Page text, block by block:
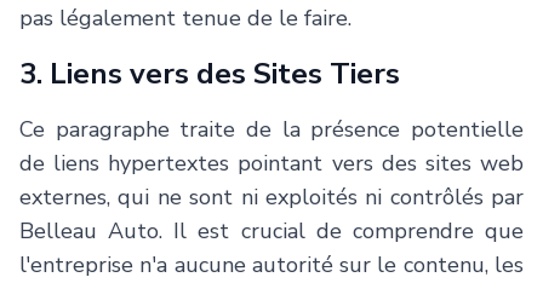
pas légalement tenue de le faire.
3. Liens vers des Sites Tiers
Ce paragraphe traite de la présence potentielle
de liens hypertextes pointant vers des sites web
externes, qui ne sont ni exploités ni contrôlés par
Belleau Auto. Il est crucial de comprendre que
l'entreprise n'a aucune autorité sur le contenu, les